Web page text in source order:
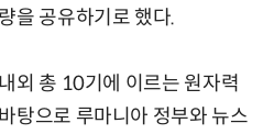
을 공유하기로 했다.
외 총 10기에 이르는 원자력
탕으로 루마니아 정부와 뉴스